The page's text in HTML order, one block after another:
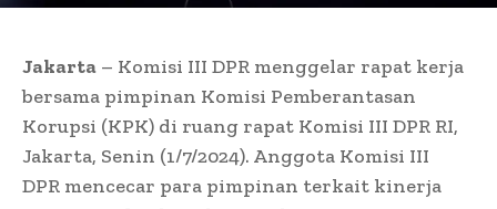
Jakarta – Komisi III DPR menggelar rapat kerja
bersama pimpinan Komisi Pemberantasan
Korupsi (KPK) di ruang rapat Komisi III DPR RI,
Jakarta, Senin (1/7/2024). Anggota Komisi III
DPR mencecar para pimpinan terkait kinerja